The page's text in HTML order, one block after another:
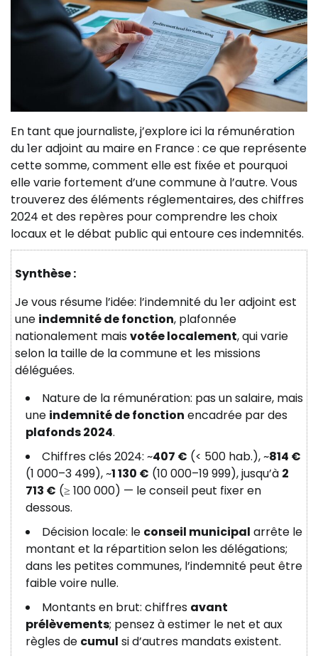
En tant que journaliste, j’explore ici la rémunération
du 1er adjoint au maire en France : ce que représente
cette somme, comment elle est fixée et pourquoi
elle varie fortement d’une commune à l’autre. Vous
trouverez des éléments réglementaires, des chiffres
2024 et des repères pour comprendre les choix
locaux et le débat public qui entoure ces indemnités.
Synthèse :
Je vous résume l’idée: l’indemnité du 1er adjoint est
une indemnité de fonction, plafonnée
nationalement maisvotée localement, qui varie
selon la taille de la commune et les missions
déléguées.
Nature de la rémunération: pas un salaire, mais
une indemnité de fonction encadrée par des
plafonds 2024.
Chiffres clés 2024: ~407 € (< 500 hab.), ~814 €
(1 000–3 499), ~1 130 € (10 000–19 999), jusqu’à 2
713 € (≥ 100 000) — le conseil peut fixer en
dessous.
Décision locale: le conseil municipal arrête le
montant et la répartition selon les délégations;
dans les petites communes, l’indemnité peut être
faible voire nulle.
Montants en brut: chiffres avant
prélèvements; pensez à estimer le net et aux
règles de cumul si d’autres mandats existent.